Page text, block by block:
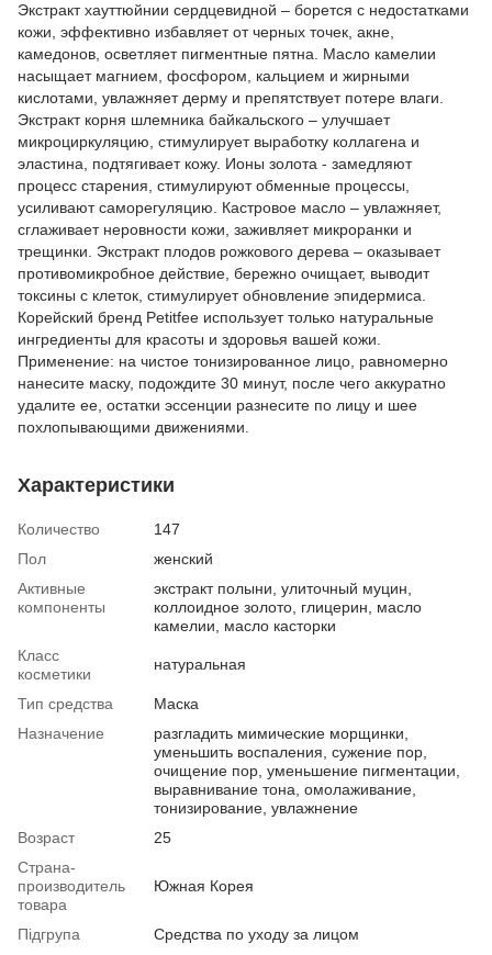
Экстракт хауттюйнии сердцевидной – борется с недостатками
кожи, эффективно избавляет от черных точек, акне,
камедонов, осветляет пигментные пятна. Масло камелии
насыщает магнием, фосфором, кальцием и жирными
кислотами, увлажняет дерму и препятствует потере влаги.
Экстракт корня шлемника байкальского – улучшает
микроциркуляцию, стимулирует выработку коллагена и
эластина, подтягивает кожу. Ионы золота - замедляют
процесс старения, стимулируют обменные процессы,
усиливают саморегуляцию. Кастровое масло – увлажняет,
сглаживает неровности кожи, заживляет микроранки и
трещинки. Экстракт плодов рожкового дерева – оказывает
противомикробное действие, бережно очищает, выводит
токсины с клеток, стимулирует обновление эпидермиса.
Корейский бренд Petitfee использует только натуральные
ингредиенты для красоты и здоровья вашей кожи.
Применение: на чистое тонизированное лицо, равномерно
нанесите маску, подождите 30 минут, после чего аккуратно
удалите ее, остатки эссенции разнесите по лицу и шее
похлопывающими движениями.
Характеристики
Количество
147
Пол
женский
Активные
компоненты
экстракт полыни, улиточный муцин,
коллоидное золото, глицерин, масло
камелии, масло касторки
Класс
косметики
натуральная
Тип средства
Маска
Назначение
разгладить мимические морщинки,
уменьшить воспаления, сужение пор,
очищение пор, уменьшение пигментации,
выравнивание тона, омолаживание,
тонизирование, увлажнение
Возраст
25
Страна-
производитель
товара
Южная Корея
Підгрупа Средства по уходу за лицом